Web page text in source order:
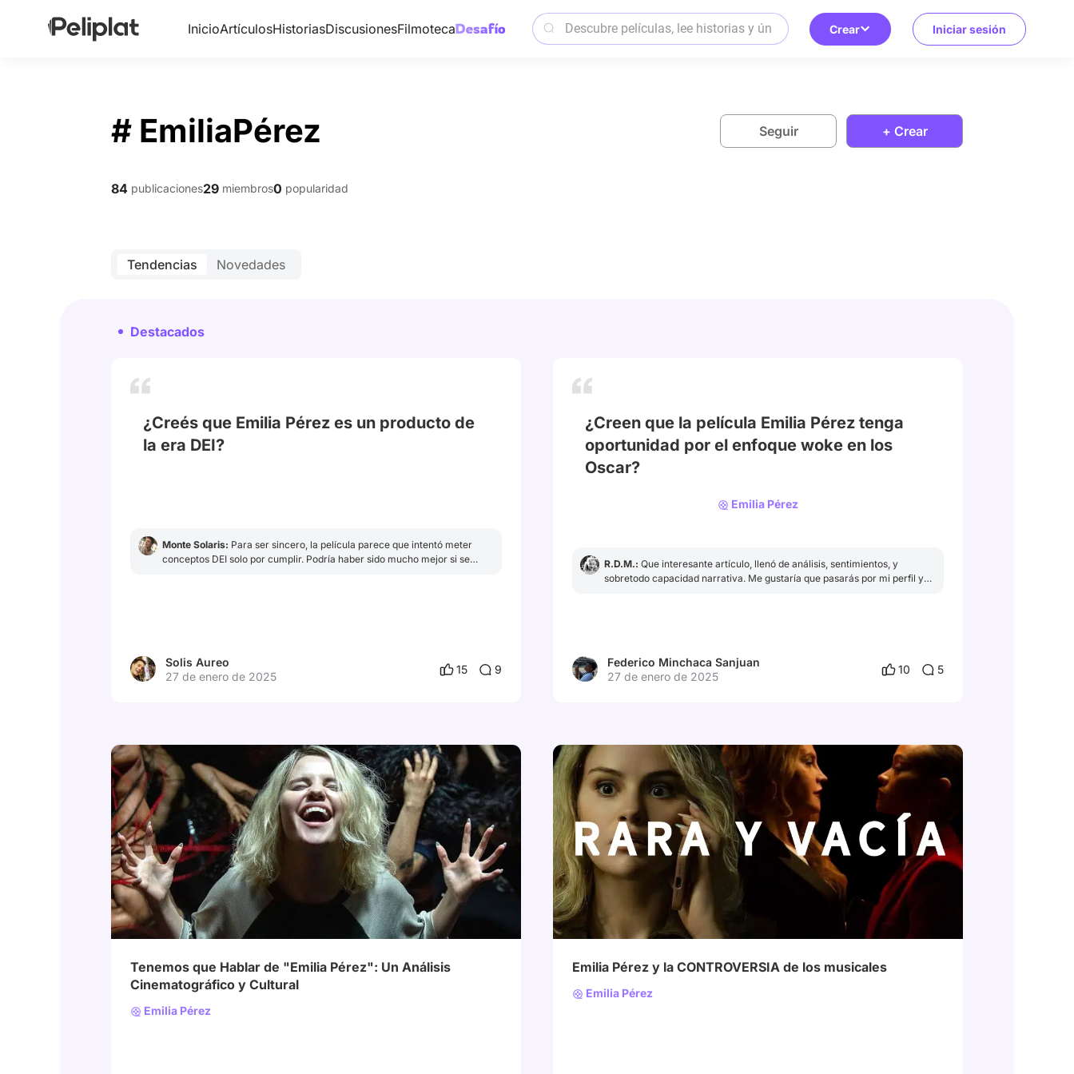
InicioArtículosHistoriasDiscusionesFilmoteca Crear Iniciar sesión
# EmiliaPérez Seguir + Crear
84 publicaciones29 miembros0 popularidad
Tendencias Novedades
Destacados
¿Creés que Emilia Pérez es un producto de
la era DEI?
Monte Solaris: Para ser sincero, la película parece que intentó meter
conceptos DEI solo por cumplir. Podría haber sido mucho mejor si se
Solis Aureo
27 de enero de 2025
15 9
¿Creen que la película Emilia Pérez tenga
oportunidad por el enfoque woke en los
Oscar?
Emilia Pérez
# Oscars2025
R.D.M.: Que interesante artículo, llenó de análisis, sentimientos, y
sobretodo capacidad narrativa. Me gustaría que pasarás por mi perfil y
Federico Minchaca Sanjuan
27 de enero de 2025
10 5
# EmiliaPérez
Tenemos que Hablar de "Emilia Pérez": Un Análisis
Cinematográfico y Cultural
Emilia Pérez
# Realismo # América Latina # EmiliaPérez
Emilia Pérez y la CONTROVERSIA de los musicales
Emilia Pérez